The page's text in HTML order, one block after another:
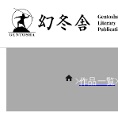
作品一覧